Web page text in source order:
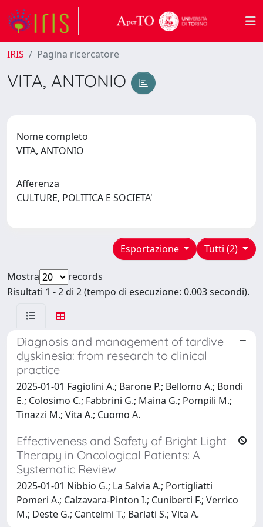
IRIS Pagina ricercatore
VITA, ANTONIO
Nome completo
VITA, ANTONIO
Afferenza
CULTURE, POLITICA E SOCIETA'
Tutti (2)
Esportazione
Mostra
records
Risultati 1 - 2 di 2 (tempo di esecuzione: 0.003 secondi).
Diagnosis and management of tardive
dyskinesia: from research to clinical
practice
2025-01-01 Fagiolini A.; Barone P.; Bellomo A.; Bondi
E.; Colosimo C.; Fabbrini G.; Maina G.; Pompili M.;
Tinazzi M.; Vita A.; Cuomo A.
Effectiveness and Safety of Bright Light
Therapy in Oncological Patients: A
Systematic Review
2025-01-01 Nibbio G.; La Salvia A.; Portigliatti
Pomeri A.; Calzavara-Pinton I.; Cuniberti F.; Verrico
M.; Deste G.; Cantelmi T.; Barlati S.; Vita A.